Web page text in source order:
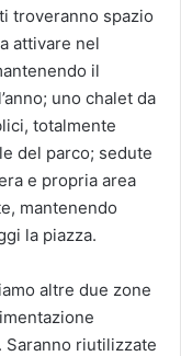
troveranno spazio
attivare nel
il
uno chalet da
totalmente
del parco; sedute
e propria area
mantenendo
la piazza.
altre due zone
Saranno riutilizzate